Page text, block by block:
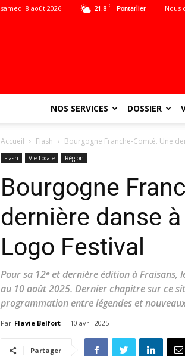
21.8 C Pontarlier
samedi 8 août 2026 Nous
NOS SERVICES DOSSIER
Accueil Flash Bourgogne Franche-Comté. Une
Flash Vie Locale Région
Bourgogne
dernière danse
Logo Festival
Pour sa 12ᵉ et dernière édition à Fraisans,
au 10 août 2025. Dernier chapitre sur ce
programmation entre légendes et
Par Flavie Belfort - 10 avril 2025
Partager